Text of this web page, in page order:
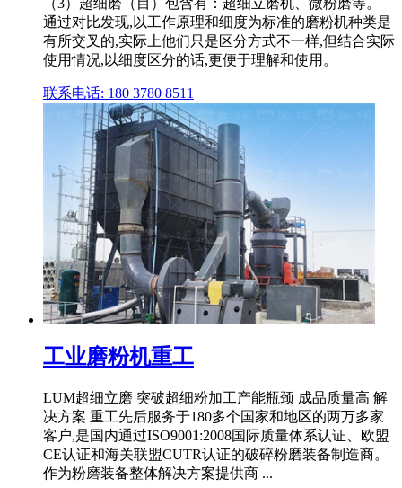
（3）超细磨（目）包含有：超细立磨机、微粉磨等。
通过对比发现,以工作原理和细度为标准的磨粉机种类是
有所交叉的,实际上他们只是区分方式不一样,但结合实际
使用情况,以细度区分的话,更便于理解和使用。
联系电话: 180 3780 8511
工业磨粉机重工
LUM超细立磨 突破超细粉加工产能瓶颈 成品质量高 解
决方案 重工先后服务于180多个国家和地区的两万多家
客户,是国内通过ISO9001:2008国际质量体系认证、欧盟
CE认证和海关联盟CUTR认证的破碎粉磨装备制造商。
作为粉磨装备整体解决方案提供商 ...